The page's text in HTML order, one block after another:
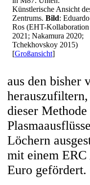
Künstlerische Ansicht
Zentrums. Bild: Eduardo
Ros (EHT-Kollaboration
2021; Nakamura 2020;
Tchekhovskoy 2015)
[Großansicht]
aus den bisher
dieser
Löchern
mit einem
Euro gefördert.